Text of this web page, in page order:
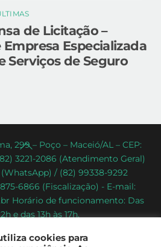
de Licitação –
Especializada
Serviços de Seguro
Back
To
Top
299 – Poço – Maceió/AL – CEP:
3221-2086 (Atendimento Geral)
/ (82) 99338-9292
6866 (Fiscalização) - E-mail:
Horário de funcionamento: Das
e das 13h às 17h.
de Alagoas
cookies para